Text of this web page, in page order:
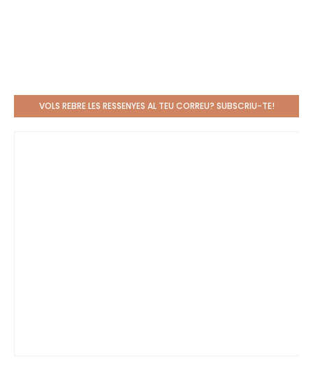
VOLS REBRE LES RESSENYES AL TEU CORREU? SUBSCRIU-TE!